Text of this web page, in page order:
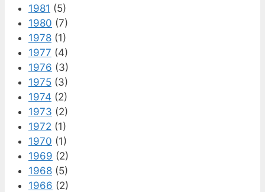
1981 (5)
1980 (7)
1978 (1)
1977 (4)
1976 (3)
1975 (3)
1974 (2)
1973 (2)
1972 (1)
1970 (1)
1969 (2)
1968 (5)
1966 (2)